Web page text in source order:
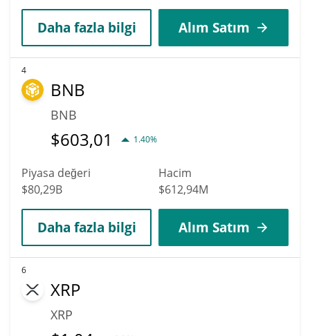
Daha fazla bilgi Alım Satım
4
BNB
BNB
$603,01 1.40%
Piyasa değeri
$80,29B
Hacim
$612,94M
Daha fazla bilgi Alım Satım
6
XRP
XRP